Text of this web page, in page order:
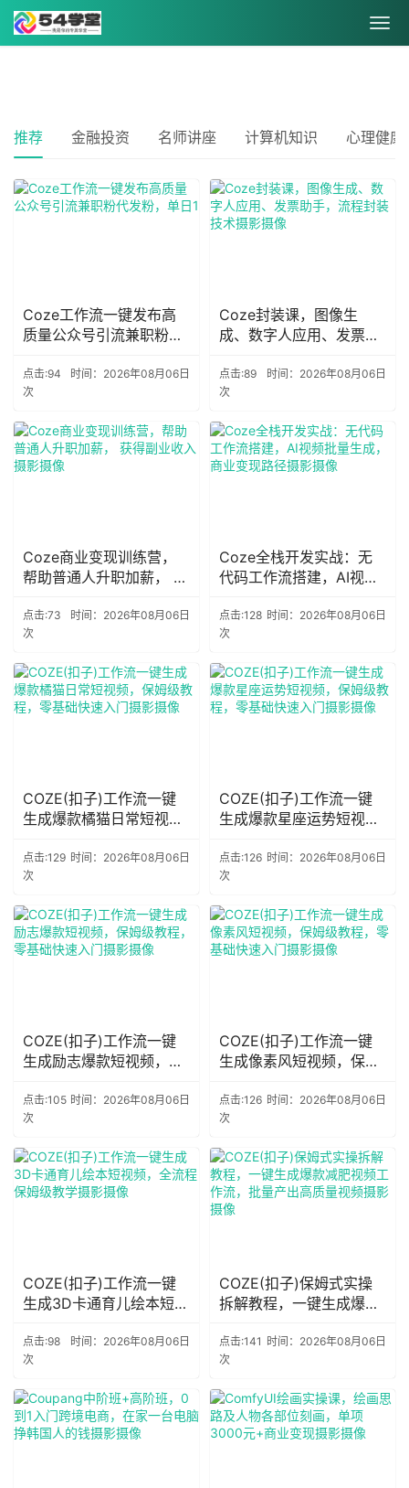
推荐 金融投资 名师讲座 计算机知识 心理健康
Coze工作流一键发布高
质量公众号引流兼职粉代
点击:94
次
时间：2026年08月06日
Coze封装课，图像生
成、数字人应用、发票助
像
点击:89
次
时间：2026年08月06日
Coze商业变现训练营，
帮助普通人升职加薪， 获
点击:73
次
时间：2026年08月06日
Coze全栈开发实战：无
代码工作流搭建，AI视频
摄影摄像
点击:128
次
时间：2026年08月06日
COZE(扣子)工作流一键
生成爆款橘猫日常短视
快速入门摄影摄像
点击:129
次
时间：2026年08月06日
COZE(扣子)工作流一键
生成爆款星座运势短视
快速入门摄影摄像
点击:126
次
时间：2026年08月06日
COZE(扣子)工作流一键
生成励志爆款短视频，保
门摄影摄像
点击:105
次
时间：2026年08月06日
COZE(扣子)工作流一键
生成像素风短视频，保姆
摄影摄像
点击:126
次
时间：2026年08月06日
COZE(扣子)工作流一键
生成3D卡通育儿绘本短视
影摄像
点击:98
次
时间：2026年08月06日
COZE(扣子)保姆式实操
拆解教程，一键生成爆款
出高质量视频摄影摄像
点击:141
次
时间：2026年08月06日